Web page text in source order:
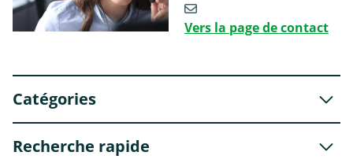
Vers la page de contact
Catégories
Recherche rapide